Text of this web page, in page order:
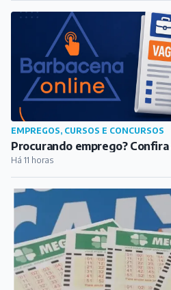
EMPREGOS, CURSOS E CONCURSOS
Procurando emprego?
Há 11 horas